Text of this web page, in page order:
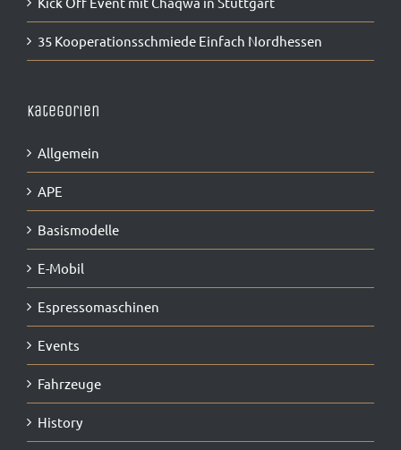
35 Kooperationsschmiede Einfach Nordhessen
Kategorien
Allgemein
APE
Basismodelle
E-Mobil
Espressomaschinen
Events
Fahrzeuge
History